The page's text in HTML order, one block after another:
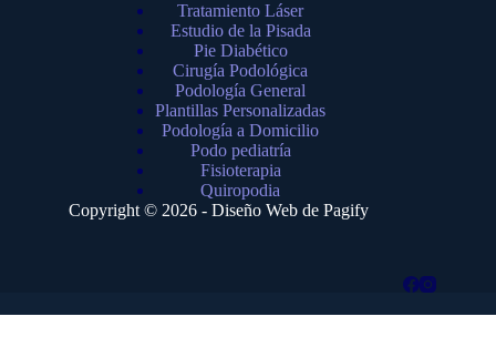
Tratamiento Láser
Estudio de la Pisada
Pie Diabético
Cirugía Podológica
Podología General
Plantillas Personalizadas
Podología a Domicilio
Podo pediatría
Fisioterapia
Quiropodia
Copyright © 2026 - Diseño Web de Pagify